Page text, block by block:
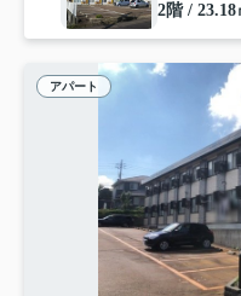
2階 /
アパート